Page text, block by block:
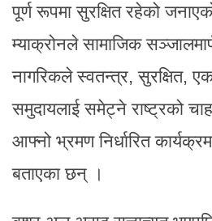
पूर्ण रूपमा सुरक्षित रहेको
म्याक्रोनले सामाजिक
नागरिकले स्वतन्त्र, सुरक्षित,
समुदायलाई समेट्ने राष्ट्रको
आफ्नो भ्रमण निर्धारित
बताएका छन् ।